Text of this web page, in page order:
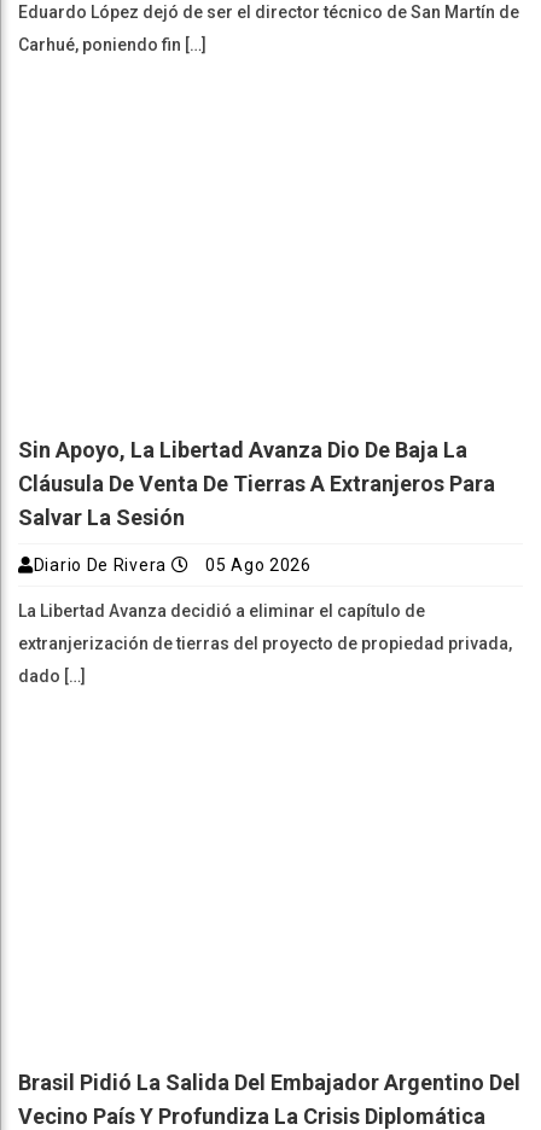
Eduardo López dejó de ser el director técnico de San Martín de
Carhué, poniendo fin […]
Sin Apoyo, La Libertad Avanza Dio De Baja La
Cláusula De Venta De Tierras A Extranjeros Para
Salvar La Sesión
Diario De Rivera 05 Ago 2026
La Libertad Avanza decidió a eliminar el capítulo de
extranjerización de tierras del proyecto de propiedad privada,
dado […]
Brasil Pidió La Salida Del Embajador Argentino Del
Vecino País Y Profundiza La Crisis Diplomática